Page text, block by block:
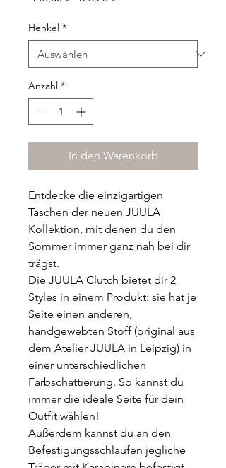
Henkel *
Anzahl *
In den Warenkorb
Entdecke die einzigartigen
Taschen der neuen JUULA
Kollektion, mit denen du den
Sommer immer ganz nah bei dir
trägst.
Die JUULA Clutch bietet dir 2
Styles in einem Produkt: sie hat je
Seite einen anderen,
handgewebten Stoff (original aus
dem Atelier JUULA in Leipzig) in
einer unterschiedlichen
Farbschattierung. So kannst du
immer die ideale Seite für dein
Outfit wählen!
Außerdem kannst du an den
Befestigungsschlaufen jegliche